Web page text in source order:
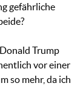
gefährliche
Trump
vor einer
so mehr, da ich